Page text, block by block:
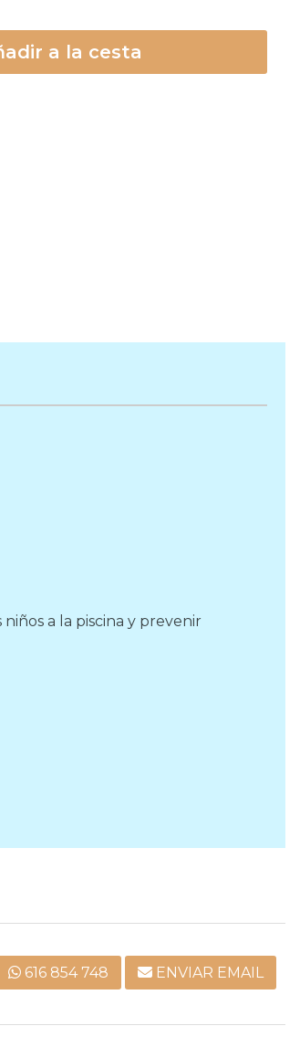
a la cesta
a la piscina y prevenir
616 854 748 ENVIAR EMAIL